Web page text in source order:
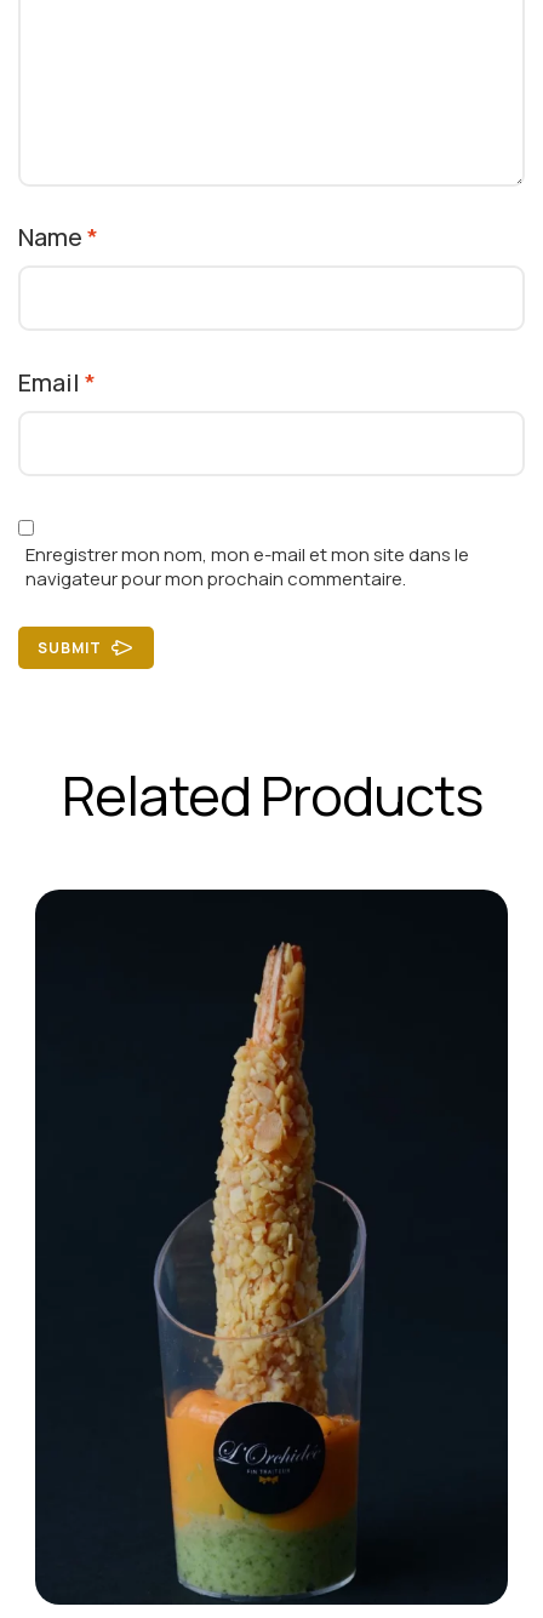
Name*
Email *
Enregistrer mon nom, mon e-mail et mon site dans le
navigateur pour mon prochain commentaire.
SUBMIT
Related Products